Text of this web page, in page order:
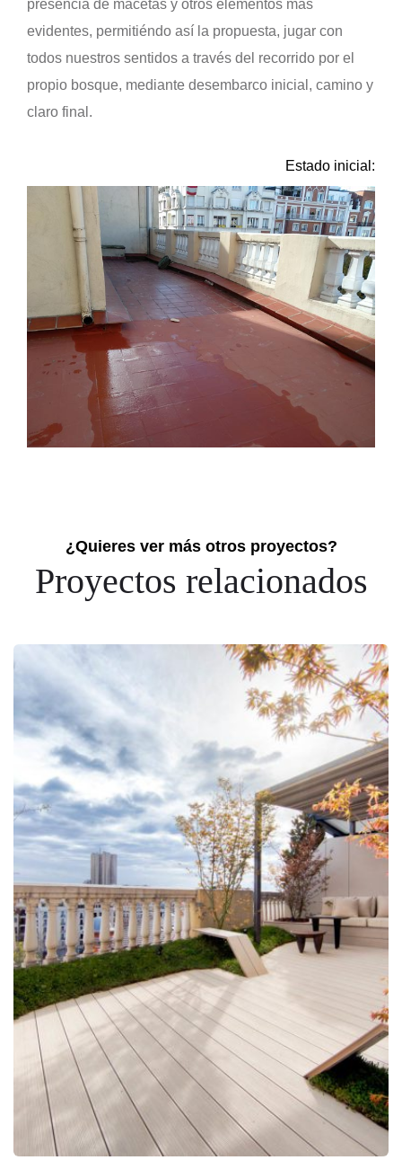
presencia de macetas y otros elementos más
evidentes, permitiéndo así la propuesta, jugar con
todos nuestros sentidos a través del recorrido por el
propio bosque, mediante desembarco inicial, camino y
claro final.
Estado inicial:
¿Quieres ver más otros proyectos?
Proyectos relacionados